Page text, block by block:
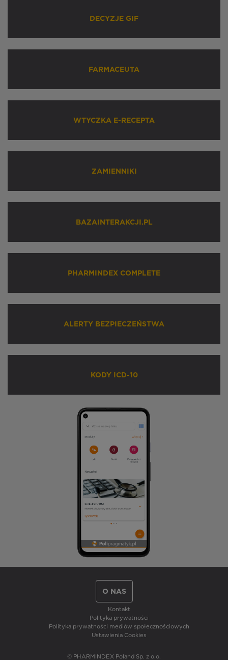
DECYZJE GIF
FARMACEUTA
WTYCZKA E-RECEPTA
ZAMIENNIKI
BAZAINTERAKCJI.PL
PHARMINDEX COMPLETE
ALERTY BEZPIECZEŃSTWA
KODY ICD-10
O NAS
Kontakt
Polityka prywatności
Polityka prywatności mediów społecznościowych
Ustawienia Cookies
© PHARMINDEX Poland Sp. z o.o.